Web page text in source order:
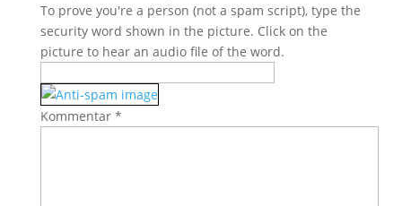
To prove you're a person (not a spam script), type the
security word shown in the picture. Click on the
picture to hear an audio file of the word.
Kommentar *